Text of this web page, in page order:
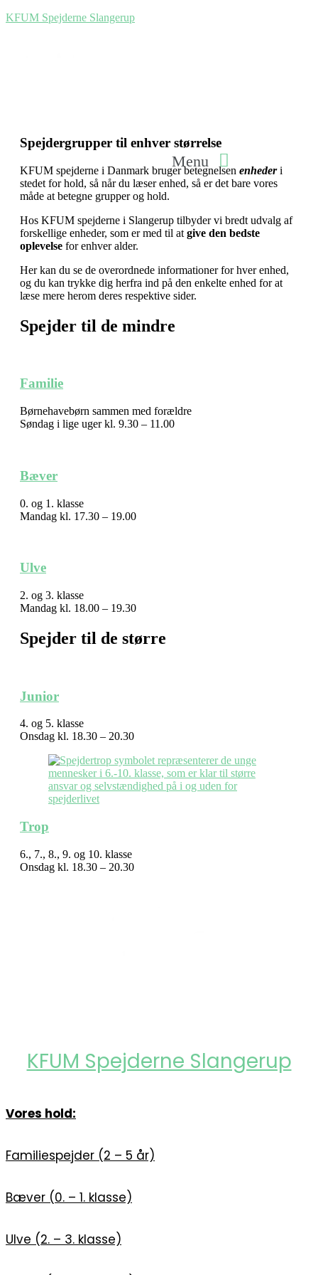
KFUM Spejderne Slangerup
Menu
Spejdergrupper til enhver størrelse
KFUM spejderne i Danmark bruger betegnelsen enheder i
stedet for hold, så når du læser enhed, så er det bare vores
måde at betegne grupper og hold.
Hos KFUM spejderne i Slangerup tilbyder vi bredt udvalg af
forskellige enheder, som er med til at give den bedste
oplevelse for enhver alder.
Her kan du se de overordnede informationer for hver enhed,
og du kan trykke dig herfra ind på den enkelte enhed for at
læse mere herom deres respektive sider.
Spejder til de mindre
Familie
Børnehavebørn sammen med forældre
Søndag i lige uger kl. 9.30 – 11.00
Bæver
0. og 1. klasse
Mandag kl. 17.30 – 19.00
Ulve
2. og 3. klasse
Mandag kl. 18.00 – 19.30
Spejder til de større
Junior
4. og 5. klasse
Onsdag kl. 18.30 – 20.30
Trop
6., 7., 8., 9. og 10. klasse
Onsdag kl. 18.30 – 20.30
KFUM Spejderne Slangerup
Vores hold:
Familiespejder (2 – 5 år)
Bæver (0. – 1. klasse)
Ulve (2. – 3. klasse)